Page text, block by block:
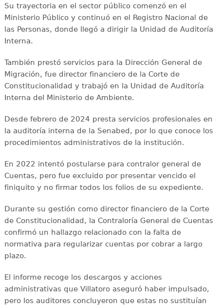
Su trayectoria en el sector público comenzó en el
Ministerio Público y continuó en el Registro Nacional de
las Personas, donde llegó a dirigir la Unidad de Auditoría
Interna.
También prestó servicios para la Dirección General de
Migración, fue director financiero de la Corte de
Constitucionalidad y trabajó en la Unidad de Auditoría
Interna del Ministerio de Ambiente.
Desde febrero de 2024 presta servicios profesionales en
la auditoría interna de la Senabed, por lo que conoce los
procedimientos administrativos de la institución.
En 2022 intentó postularse para contralor general de
Cuentas, pero fue excluido por presentar vencido el
finiquito y no firmar todos los folios de su expediente.
Durante su gestión como director financiero de la Corte
de Constitucionalidad, la Contraloría General de Cuentas
confirmó un hallazgo relacionado con la falta de
normativa para regularizar cuentas por cobrar a largo
plazo.
El informe recoge los descargos y acciones
administrativas que Villatoro aseguró haber impulsado,
pero los auditores concluyeron que estas no sustituían